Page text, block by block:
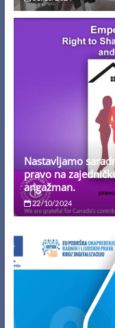
Nastavljamo
pravo na
angažman.
22/10/2024